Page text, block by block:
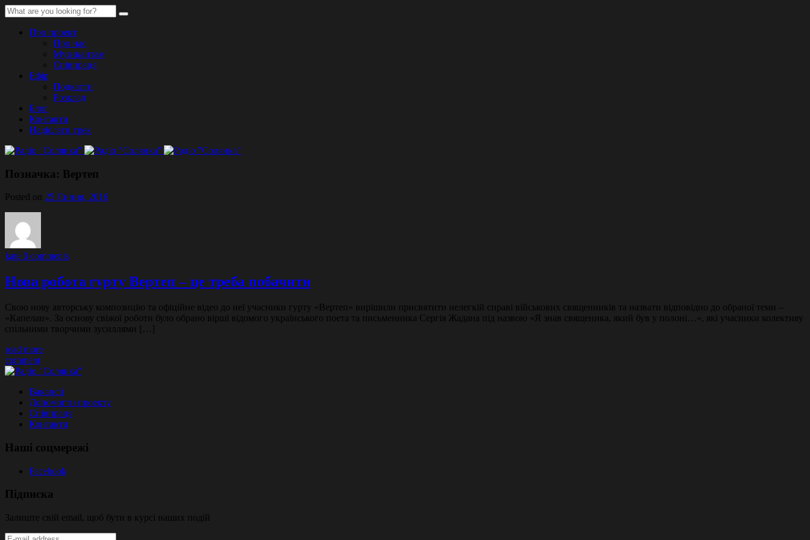
Про проект
Про нас
Музикантам
Співпраця
Ефір
Подкасти
Розклад
Блог
Контакти
Надіслати трек
Позначка: Вертеп
Posted on 25 Липня, 2016
kate 0 comments
Нова робота гурту Вертеп – це треба побачити
Свою нову авторську композицію та офіційне відео до неї учасники гурту «Вертеп» вирішили присвятити нелегкій справі військових священників та назвати відповідно до обраної теми –
«Капелан». За основу свіжої роботи було обрано вірші відомого українського поета та письменника Сергія Жадана під назвою «Я знав священика, який був у полоні…», які учасники колективу
спільними творчими зусиллями […]
read more
comment
Вакансії
Допомогти проекту
Співпраця
Контакти
Наші соцмережі
Facebook
Підписка
Залиште свій email, щоб бути в курсі наших подій